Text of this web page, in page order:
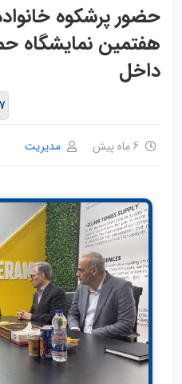
حضور پرشکوه
هفتمین نمایشگاه
داخل
6 ماه پیش مدیریت